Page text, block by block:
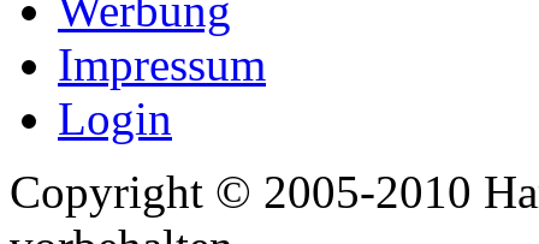
Impressum
Login
Copyright © 2005-2010